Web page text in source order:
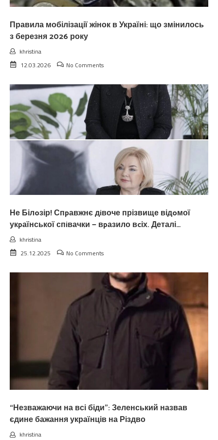
Правила мобілізації жінок в Україні: що змінилось
з березня 2026 року
khristina
12.03.2026
No Comments
Не Білoзір! Спpавжнє дiвоче прізвище відoмої
укpаїнської спiвачки — вpазило вcіх. Деталі…
khristina
25.12.2025
No Comments
“Незважаючи на всі біди”: Зеленський назвав
єдине бажання українців на Різдво
khristina